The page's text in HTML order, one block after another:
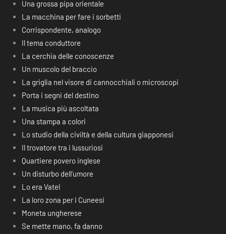
Una grossa pipa orientale
La macchina per fare i sorbetti
Corrispondente, analogo
Il tema conduttore
La cerchia delle conoscenze
Un muscolo del braccio
La griglia nel visore di cannocchiali o microscopi
Porta i segni del destino
La musica più ascoltata
Una stampa a colori
Lo studio della civiltà e della cultura giapponesi
Il trovatore tra i lussuriosi
Quartiere povero inglese
Un disturbo dell’umore
Lo era Vatel
La loro zona per i Cuneesi
Moneta ungherese
Se mette mano, fa danno